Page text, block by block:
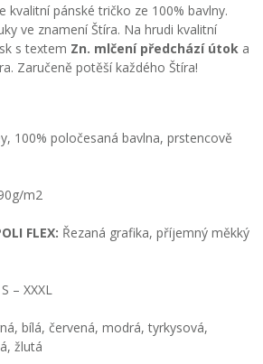
kvalitní pánské tričko ze 100% bavlny.
ve znamení Štíra. Na hrudi kvalitní
s textem Zn. mlčení předchází útok a
Zaručeně potěší každého Štíra!
100% poločesaná bavlna, prstencově
m2
FLEX: Řezaná grafika, příjemný měkký
S – XXXL
bílá, červená, modrá, tyrkysová,
žlutá